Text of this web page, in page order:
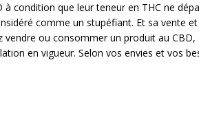
à condition que leur teneur en THC ne
comme un stupéfiant. Et sa vente
vendre ou consommer un produit au CBD,
en vigueur. Selon vos envies et vos